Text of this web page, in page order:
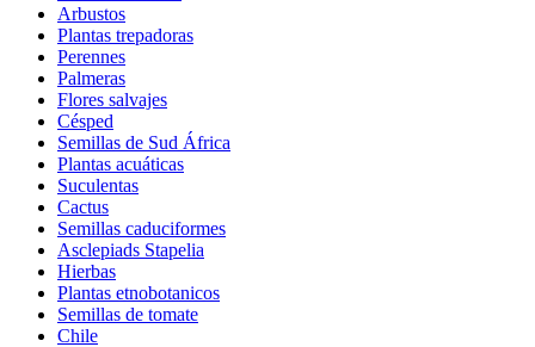
Arbustos
Plantas trepadoras
Perennes
Palmeras
Flores salvajes
Césped
Semillas de Sud África
Plantas acuáticas
Suculentas
Cactus
Semillas caduciformes
Asclepiads Stapelia
Hierbas
Plantas etnobotanicos
Semillas de tomate
Chile